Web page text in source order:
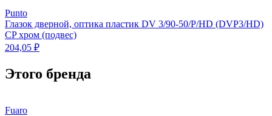
Punto
Глазок дверной, оптика пластик DV 3/90-50/P/HD (DVP3/HD)
CP хром (подвес)
204,05 ₽
Этого бренда
Fuaro